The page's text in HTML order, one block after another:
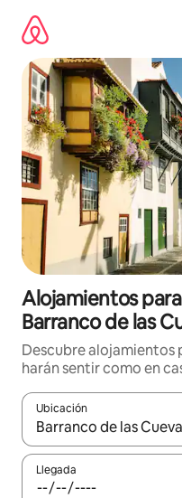
contenido
Alojamientos
Barranco de las
Descubre alojamientos
harán sentir como en
Ubicación
Cuando los resultados
Llegada